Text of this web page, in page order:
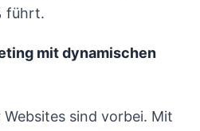
führt.
mit dynamischen
sind vorbei. Mit